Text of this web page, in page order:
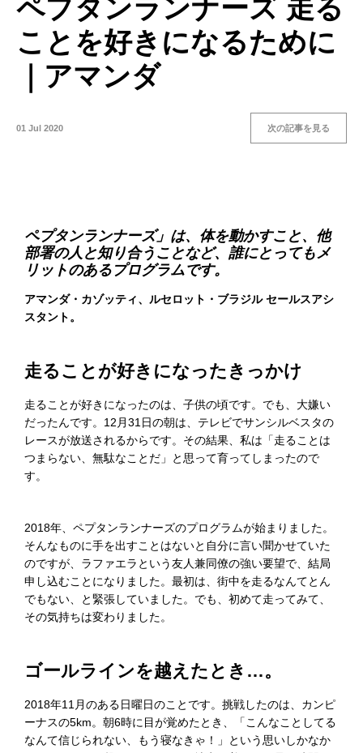
ペプタンランナーズ 走る
ことを好きになるために
｜アマンダ
01 Jul 2020 次の記事を見る
ペプタンランナーズ」は、体を動かすこと、他
部署の人と知り合うことなど、誰にとってもメ
リットのあるプログラムです。
アマンダ・カゾッティ、ルセロット・ブラジル セールスアシ
スタント。
走ることが好きになったきっかけ
走ることが好きになったのは、子供の頃です。でも、大嫌い
だったんです。12月31日の朝は、テレビでサンシルベスタの
レースが放送されるからです。その結果、私は「走ることは
つまらない、無駄なことだ」と思って育ってしまったので
す。
2018年、ペプタンランナーズのプログラムが始まりました。
そんなものに手を出すことはないと自分に言い聞かせていた
のですが、ラファエラという友人兼同僚の強い要望で、結局
申し込むことになりました。最初は、街中を走るなんてとん
でもない、と緊張していました。でも、初めて走ってみて、
その気持ちは変わりました。
ゴールラインを越えたとき…。
2018年11月のある日曜日のことです。挑戦したのは、カンピ
ーナスの5km。朝6時に目が覚めたとき、「こんなことしてる
なんて信じられない、もう寝なきゃ！」という思いしかなか